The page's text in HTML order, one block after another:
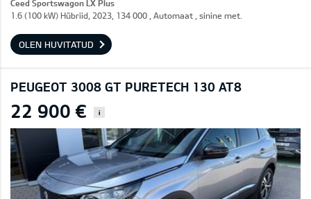
Ceed Sportswagon LX Plus
1.6 (100 kW) Hübriid, 2023, 134 000 , Automaat , sinine met.
OLEN HUVITATUD
PEUGEOT 3008 GT PURETECH 130 AT8
22 900 € i